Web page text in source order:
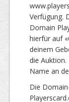
Verfügung.
Domain
hierfür auf
deinem
die
Name an
Die